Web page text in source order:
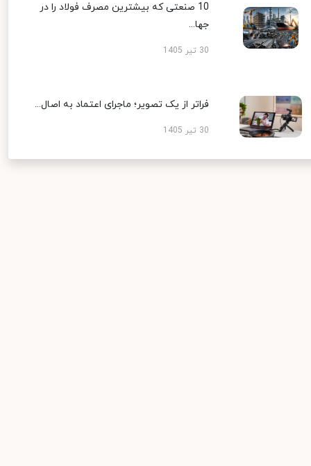
10 صنعتی که بیشترین مصرف فولاد را در
جها...
30 تیر 1405
فراتر از یک تصویر؛ ماجرای اعتماد به اصال...
30 تیر 1405